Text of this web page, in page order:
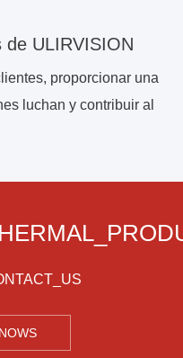
de ULIRVISION
proporcionar una
luchan y contribuir al